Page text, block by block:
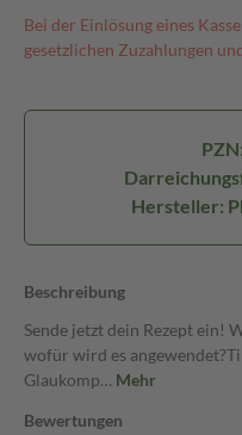
Bei der Einlösung eines
gesetzlichen Zuzahlungen
Hersteller:
Beschreibung
Sende jetzt dein Rezept ein!
wofür wird es
Glaukomp… Mehr
Bewertungen